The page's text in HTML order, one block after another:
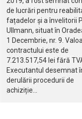
de lucrări pentru
fațadelor și a învelitorii
Ullmann, situat în
1 Decembrie, nr. 9.
contractului este de
7.213.517,54 lei fără
Executantul desemnat
derulării procedurii de
achiziție…